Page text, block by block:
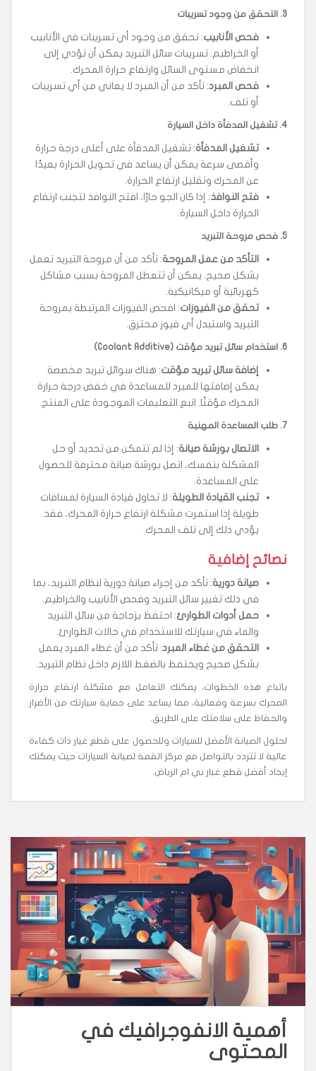
3. التحقق من وجود تسريبات
فحص الأنابيب: تحقق من وجود أي تسريبات في الأنابيب
أو الخراطيم. تسريبات سائل التبريد يمكن أن تؤدي إلى
انخفاض مستوى السائل وارتفاع حرارة المحرك.
فحص المبرد: تأكد من أن المبرد لا يعاني من أي تسريبات
أو تلف.
4. تشغيل المدفأة داخل السيارة
تشغيل المدفأة: تشغيل المدفأة على أعلى درجة حرارة
وأقصى سرعة يمكن أن يساعد في تحويل الحرارة بعيدًا
عن المحرك وتقليل ارتفاع الحرارة.
فتح النوافذ: إذا كان الجو حارًا، افتح النوافذ لتجنب ارتفاع
الحرارة داخل السيارة.
5. فحص مروحة التبريد
التأكد من عمل المروحة: تأكد من أن مروحة التبريد تعمل
بشكل صحيح. يمكن أن تتعطل المروحة بسبب مشاكل
كهربائية أو ميكانيكية.
تحقق من الفيوزات: افحص الفيوزات المرتبطة بمروحة
التبريد واستبدل أي فيوز محترق.
6
. استخدام سائل تبريد مؤقت (Coolant Additive)
إضافة سائل تبريد مؤقت: هناك سوائل تبريد مخصصة
يمكن إضافتها للمبرد للمساعدة في خفض درجة حرارة
المحرك مؤقتًا. اتبع التعليمات الموجودة على المنتج.
7
. طلب المساعدة المهنية
الاتصال بورشة صيانة: إذا لم تتمكن من تحديد أو حل
المشكلة بنفسك، اتصل بورشة صيانة محترفة للحصول
على المساعدة.
تجنب القيادة الطويلة: لا تحاول قيادة السيارة لمسافات
طويلة إذا استمرت مشكلة ارتفاع حرارة المحرك، فقد
يؤدي ذلك إلى تلف المحرك.
نصائح إضافية
صيانة دورية: تأكد من إجراء صيانة دورية لنظام التبريد، بما
في ذلك تغيير سائل التبريد وفحص الأنابيب والخراطيم.
حمل أدوات الطوارئ: احتفظ بزجاجة من سائل التبريد
والماء في سيارتك للاستخدام في حالات الطوارئ.
التحقق من غطاء المبرد: تأكد من أن غطاء المبرد يعمل
بشكل صحيح ويحتفظ بالضغط اللازم داخل نظام التبريد.
باتباع هذه الخطوات، يمكنك التعامل مع مشكلة ارتفاع حرارة
المحرك بسرعة وفعالية، مما يساعد على حماية سيارتك من الأضرار
والحفاظ على سلامتك على الطريق.
لحلول الصيانة الأفضل للسيارات وللحصول على قطع غيار ذات كفاءة
عالية لا تتردد بالتواصل مع مركز القمة لصيانة السيارات حيث يمكنك
إيجاد أفضل قطع غيار بي ام الرياض.
أهمية الانفوجرافيك في
المحتوى